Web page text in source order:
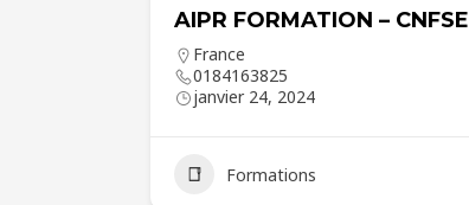
AIPR FORMATION – CNFSE
France
0184163825
janvier 24, 2024
Formations